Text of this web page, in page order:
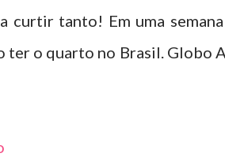
curtir tanto! Em uma
ter o quarto no Brasil. Globo